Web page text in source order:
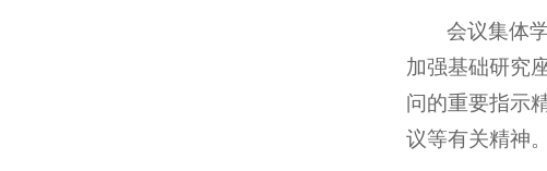
会议集体
加强基础研究
问的重要指示
议等有关精神。